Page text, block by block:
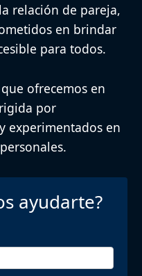
relación de pareja,
en brindar
para todos.
ofrecemos en
por
experimentados en
ayudarte?